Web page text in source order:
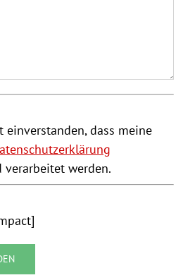
einverstanden, dass meine
werden.